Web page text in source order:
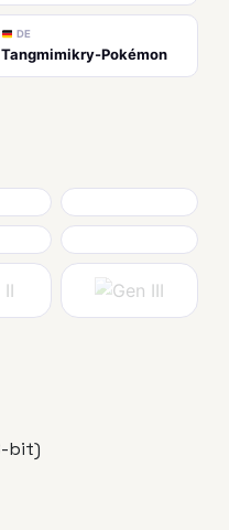
DE
Tangmimikry-Pokémon
bit)